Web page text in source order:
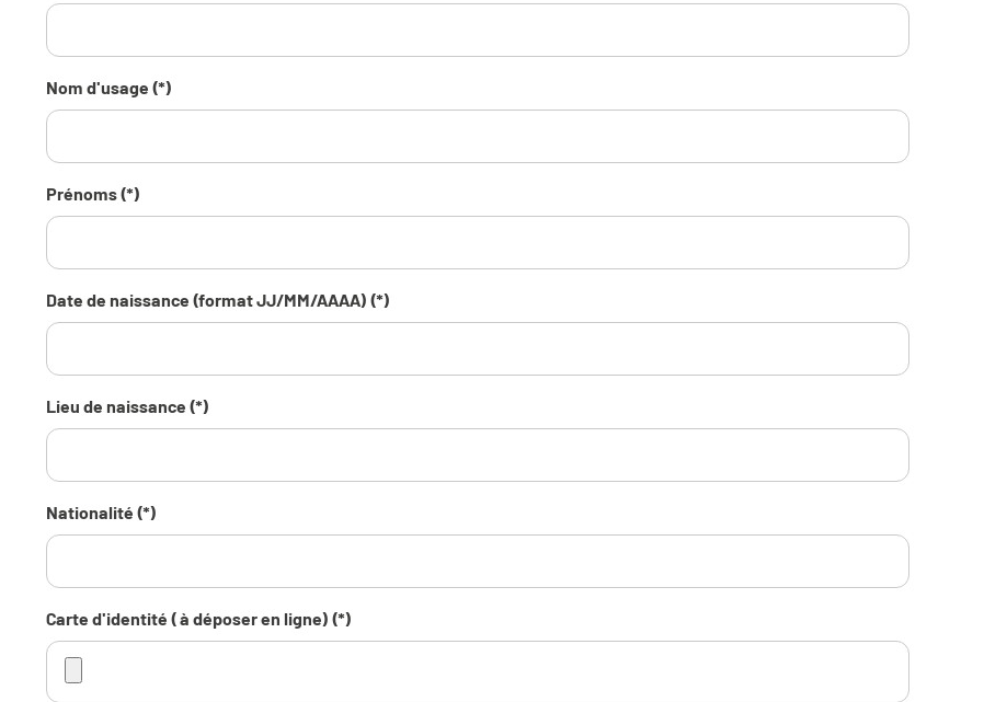
Nom d'usage (*)
Prénoms (*)
Date de naissance (format JJ/MM/AAAA) (*)
Lieu de naissance (*)
Nationalité (*)
Carte d'identité ( à déposer en ligne) (*)